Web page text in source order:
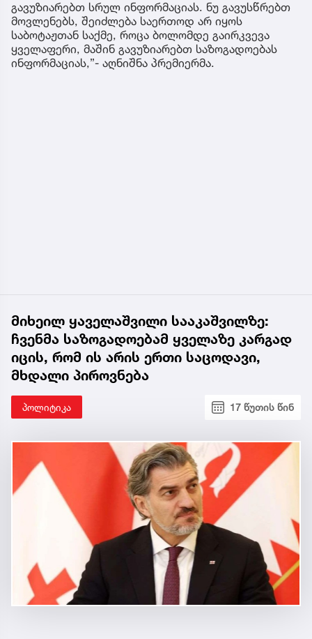
გავუზიარებთ სრულ ინფორმაციას. ნუ გავუსწრებთ
მოვლენებს, შეიძლება საერთოდ არ იყოს
საბოტაჟთან საქმე, როცა ბოლომდე გაირკვევა
ყველაფერი, მაშინ გავუზიარებთ საზოგადოებას
ინფორმაციას,”- აღნიშნა პრემიერმა.
მიხეილ ყაველაშვილი სააკაშვილზე:
ჩვენმა საზოგადოებამ ყველაზე კარგად
იცის, რომ ის არის ერთი საცოდავი,
მხდალი პიროვნება
პოლიტიკა 17 წუთის წინ